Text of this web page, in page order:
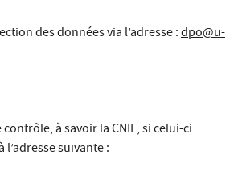
des données via l’adresse :dpo@u-
à savoir la CNIL, si celui-ci
suivante :